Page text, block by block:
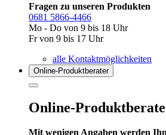
Fragen zu unseren Produkten
0681 5866-4466
Mo - Do von 9 bis 18 Uhr
Fr von 9 bis 17 Uhr
alle Kontaktmöglichkeiten
Online-Produkt­berater
Online-
Mit wenigen Angaben werden